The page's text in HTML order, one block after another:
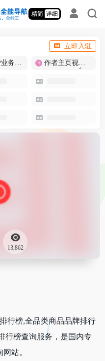
精简 详细
立即入驻
cool粉赞业务商城【爆粉引流】 作者主页视频批量提取
13,862
行榜,全品类商品品牌排行
行榜查询服务，是国内专
站。